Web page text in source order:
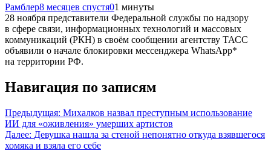
Рамблер8 месяцев спустя01 минуты
28 ноября представители Федеральной службы по надзору
в сфере связи, информационных технологий и массовых
коммуникаций (РКН) в своём сообщении агентству ТАСС
объявили о начале блокировки мессенджера WhatsApp*
на территории РФ.
Навигация по записям
Предыдущая: Михалков назвал преступным использование
ИИ для «оживления» умерших артистов
Далее: Девушка нашла за стеной непонятно откуда взявшегося
хомяка и взяла его себе